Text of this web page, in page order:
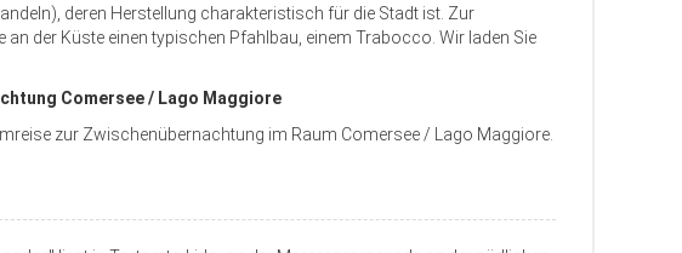
deren Herstellung charakteristisch für die Stadt ist. Zur
an der Küste einen typischen Pfahlbau, einem Trabocco. Wir laden Sie
Comersee / Lago Maggiore
zur Zwischenübernachtung im Raum Comersee / Lago Maggiore.